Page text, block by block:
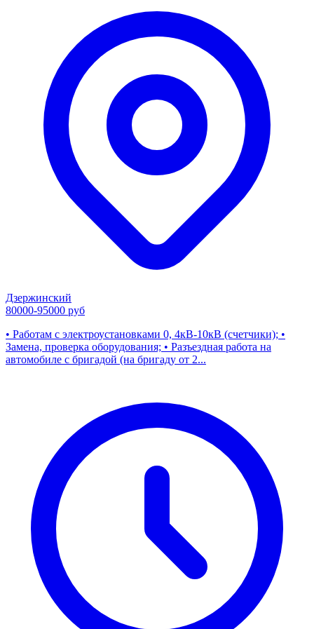
Дзержинский
80000-95000 руб
• Работам с электроустановками 0, 4кВ-10кВ (счетчики); •
Замена, проверка оборудования; • Разъездная работа на
автомобиле с бригадой (на бригаду от 2...